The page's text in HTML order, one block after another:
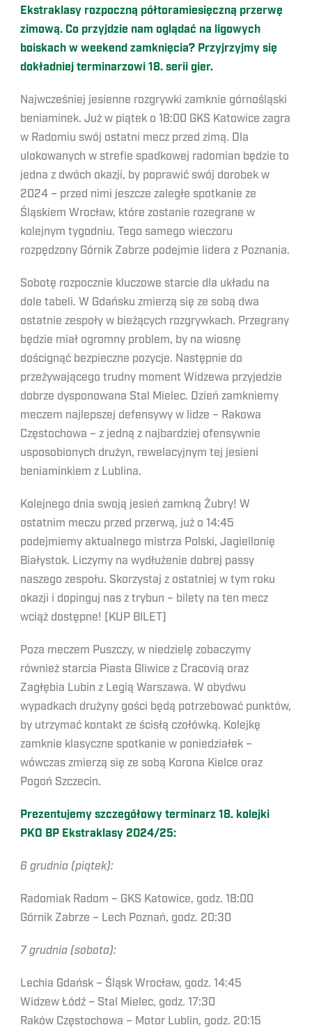
Ekstraklasy rozpoczną półtoramiesięczną przerwę
zimową. Co przyjdzie nam oglądać na ligowych
boiskach w weekend zamknięcia? Przyjrzyjmy się
dokładniej terminarzowi 18. serii gier.
Najwcześniej jesienne rozgrywki zamknie górnośląski
beniaminek. Już w piątek o 18:00 GKS Katowice zagra
w Radomiu swój ostatni mecz przed zimą. Dla
ulokowanych w strefie spadkowej radomian będzie to
jedna z dwóch okazji, by poprawić swój dorobek w
2024 – przed nimi jeszcze zaległe spotkanie ze
Śląskiem Wrocław, które zostanie rozegrane w
kolejnym tygodniu. Tego samego wieczoru
rozpędzony Górnik Zabrze podejmie lidera z Poznania.
Sobotę rozpocznie kluczowe starcie dla układu na
dole tabeli. W Gdańsku zmierzą się ze sobą dwa
ostatnie zespoły w bieżących rozgrywkach. Przegrany
będzie miał ogromny problem, by na wiosnę
doścignąć bezpieczne pozycje. Następnie do
przeżywającego trudny moment Widzewa przyjedzie
dobrze dysponowana Stal Mielec. Dzień zamkniemy
meczem najlepszej defensywy w lidze – Rakowa
Częstochowa – z jedną z najbardziej ofensywnie
usposobionych drużyn, rewelacyjnym tej jesieni
beniaminkiem z Lublina.
Kolejnego dnia swoją jesień zamkną Żubry! W
ostatnim meczu przed przerwą, już o 14:45
podejmiemy aktualnego mistrza Polski, Jagiellonię
Białystok. Liczymy na wydłużenie dobrej passy
naszego zespołu. Skorzystaj z ostatniej w tym roku
okazji i dopinguj nas z trybun – bilety na ten mecz
wciąż dostępne! [KUP BILET]
Poza meczem Puszczy, w niedzielę zobaczymy
również starcia Piasta Gliwice z Cracovią oraz
Zagłębia Lubin z Legią Warszawa. W obydwu
wypadkach drużyny gości będą potrzebować punktów,
by utrzymać kontakt ze ścisłą czołówką. Kolejkę
zamknie klasyczne spotkanie w poniedziałek –
wówczas zmierzą się ze sobą Korona Kielce oraz
Pogoń Szczecin.
Prezentujemy szczegółowy terminarz 18. kolejki
PKO BP Ekstraklasy 2024/25:
6 grudnia (piątek):
Radomiak Radom – GKS Katowice, godz. 18:00
Górnik Zabrze – Lech Poznań, godz. 20:30
7 grudnia (sobota):
Lechia Gdańsk – Śląsk Wrocław, godz. 14:45
Widzew Łódź – Stal Mielec, godz. 17:30
Raków Częstochowa – Motor Lublin, godz. 20:15